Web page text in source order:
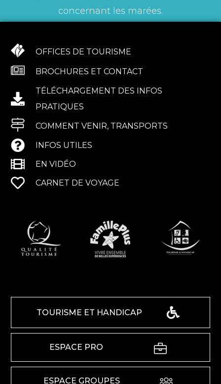
concernant les marées.
OFFICES DE TOURISME
BROCHURES ET CONTACT
TÉLÉCHARGEMENT DES INFOS
PRATIQUES
COMMENT VENIR, TRANSPORTS
INFOS UTILES
EN VIDÉO
CARNET DE VOYAGE
TOURISME ET HANDICAP
ESPACE PRO
ESPACE GROUPES